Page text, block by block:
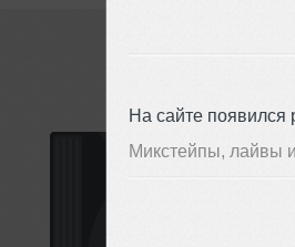
На сайте появился
Микстейпы, лайвы